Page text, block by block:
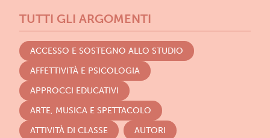
TUTTI GLI ARGOMENTI
ACCESSO E SOSTEGNO ALLO STUDIO
AFFETTIVITÀ E PSICOLOGIA
APPROCCI EDUCATIVI
ARTE, MUSICA E SPETTACOLO
ATTIVITÀ DI CLASSE
AUTORI